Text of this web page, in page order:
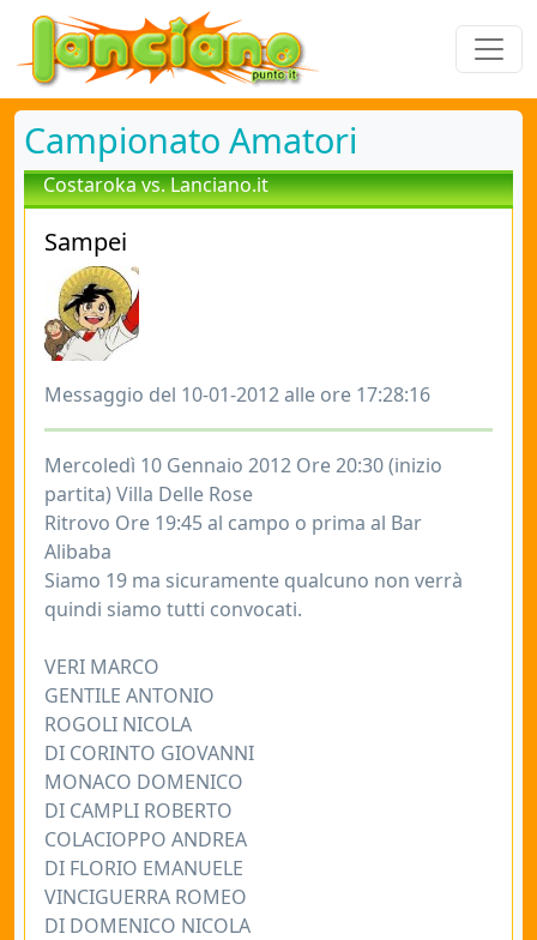
Campionato Amatori
Costaroka vs. Lanciano.it
Sampei
Messaggio del 10-01-2012 alle ore 17:28:16
Mercoledì 10 Gennaio 2012 Ore 20:30 (inizio
partita) Villa Delle Rose
Ritrovo Ore 19:45 al campo o prima al Bar
Alibaba
Siamo 19 ma sicuramente qualcuno non verrà
quindi siamo tutti convocati.
VERI MARCO
GENTILE ANTONIO
ROGOLI NICOLA
DI CORINTO GIOVANNI
MONACO DOMENICO
DI CAMPLI ROBERTO
COLACIOPPO ANDREA
DI FLORIO EMANUELE
VINCIGUERRA ROMEO
DI DOMENICO NICOLA